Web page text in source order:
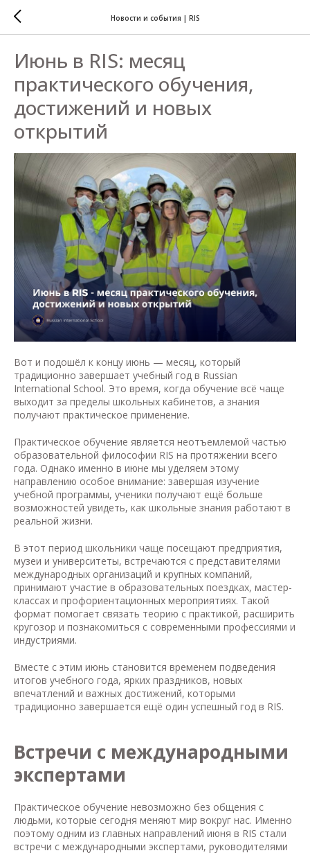
Новости и события | RIS
Июнь в RIS: месяц
практического обучения,
достижений и новых
открытий
Вот и подошёл к концу июнь — месяц, который
традиционно завершает учебный год в Russian
International School. Это время, когда обучение всё чаще
выходит за пределы школьных кабинетов, а знания
получают практическое применение.
Практическое обучение является неотъемлемой частью
образовательной философии RIS на протяжении всего
года. Однако именно в июне мы уделяем этому
направлению особое внимание: завершая изучение
учебной программы, ученики получают ещё больше
возможностей увидеть, как школьные знания работают в
реальной жизни.
В этот период школьники чаще посещают предприятия,
музеи и университеты, встречаются с представителями
международных организаций и крупных компаний,
принимают участие в образовательных поездках, мастер-
классах и профориентационных мероприятиях. Такой
формат помогает связать теорию с практикой, расширить
кругозор и познакомиться с современными профессиями и
индустриями.
Вместе с этим июнь становится временем подведения
итогов учебного года, ярких праздников, новых
впечатлений и важных достижений, которыми
традиционно завершается ещё один успешный год в RIS.
Встречи с международными
экспертами
Практическое обучение невозможно без общения с
людьми, которые сегодня меняют мир вокруг нас. Именно
поэтому одним из главных направлений июня в RIS стали
встречи с международными экспертами, руководителями